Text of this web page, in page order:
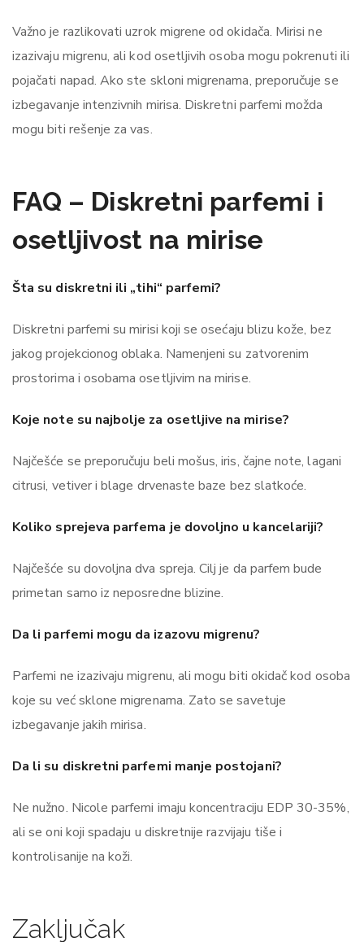
Važno je razlikovati uzrok migrene od okidača. Mirisi ne
izazivaju migrenu, ali kod osetljivih osoba mogu pokrenuti ili
pojačati napad. Ako ste skloni migrenama, preporučuje se
izbegavanje intenzivnih mirisa. Diskretni parfemi možda
mogu biti rešenje za vas.
FAQ – Diskretni parfemi i
osetljivost na mirise
Šta su diskretni ili „tihi“ parfemi?
Diskretni parfemi su mirisi koji se osećaju blizu kože, bez
jakog projekcionog oblaka. Namenjeni su zatvorenim
prostorima i osobama osetljivim na mirise.
Koje note su najbolje za osetljive na mirise?
Najčešće se preporučuju beli mošus, iris, čajne note, lagani
citrusi, vetiver i blage drvenaste baze bez slatkoće.
Koliko sprejeva parfema je dovoljno u kancelariji?
Najčešće su dovoljna dva spreja. Cilj je da parfem bude
primetan samo iz neposredne blizine.
Da li parfemi mogu da izazovu migrenu?
Parfemi ne izazivaju migrenu, ali mogu biti okidač kod osoba
koje su već sklone migrenama. Zato se savetuje
izbegavanje jakih mirisa.
Da li su diskretni parfemi manje postojani?
Ne nužno. Nicole parfemi imaju koncentraciju EDP 30-35%,
ali se oni koji spadaju u diskretnije razvijaju tiše i
kontrolisanije na koži.
Zaključak